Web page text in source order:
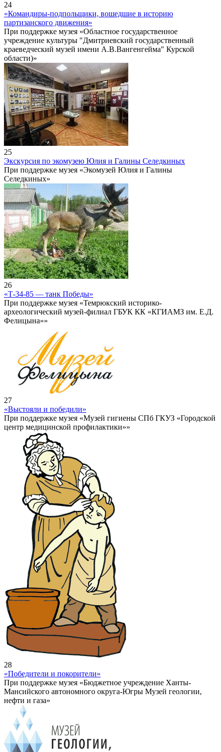
24
«Командиры-подпольщики, вошедшие в историю
партизанского движения»
При поддержке музея «Областное государственное
учреждение культуры "Дмитриевский государственный
краеведческий музей имени А.В.Вангенгейма" Курской
области)»
25
Экскурсия по экомузею Юлия и Галины Селедкиных
При поддержке музея «Экомузей Юлия и Галины
Селедкиных»
26
«Т-34-85 — танк Победы»
При поддержке музея «Темрюкский историко-
археологический музей-филиал ГБУК КК «КГИАМЗ им. Е.Д.
Фелицына»»
27
«Выстояли и победили»
При поддержке музея «Музей гигиены СПб ГКУЗ «Городской
центр медицинской профилактики»»
28
«Победители и покорители»
При поддержке музея «Бюджетное учреждение Ханты-
Мансийского автономного округа-Югры Музей геологии,
нефти и газа»